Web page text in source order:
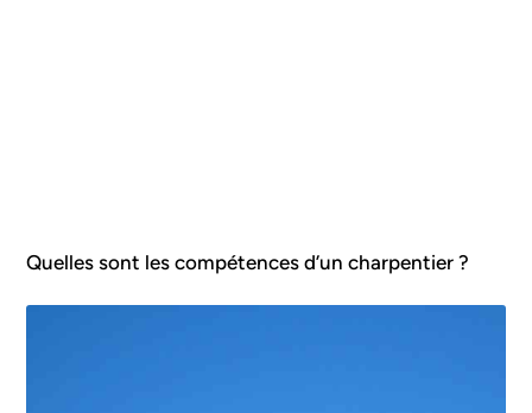
Quelles sont les compétences d’un charpentier ?